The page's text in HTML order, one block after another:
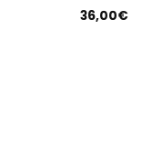
36,00€